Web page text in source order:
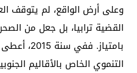
وعلى أرض الواقع، لم يتوقف
القضية ترابيا، بل جعل من
بامتياز.
التنموي الخاص بالأقاليم